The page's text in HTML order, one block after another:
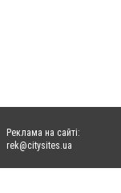
Реклама на сайті:
rek@citysites.ua